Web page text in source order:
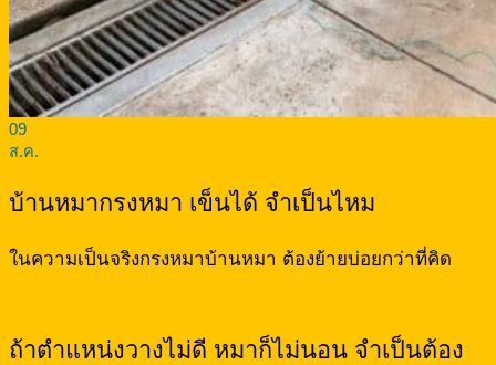
09
ส.ค.
บ้านหมากรงหมา เข็นได้ จำเป็นไหม
ในความเป็นจริงกรงหมาบ้านหมา ต้องย้ายบ่อยกว่าที่คิด
ถ้าตำแหน่งวางไม่ดี หมาก็ไม่นอน จำเป็นต้อง